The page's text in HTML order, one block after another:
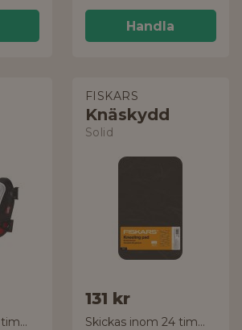
Handla
Skickas inom 24 timmar!
FISKARS
Knäskydd
Solid
131 kr
Skickas inom 24 timmar!